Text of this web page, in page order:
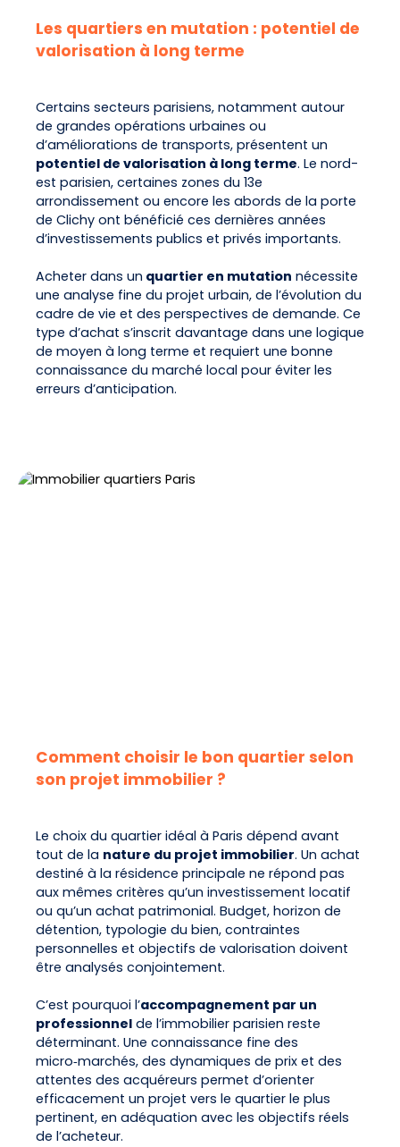
Les quartiers en mutation : potentiel de
valorisation à long terme
Certains secteurs parisiens, notamment autour
de grandes opérations urbaines ou
d’améliorations de transports, présentent un
potentiel de valorisation à long terme. Le nord-
est parisien, certaines zones du 13e
arrondissement ou encore les abords de la porte
de Clichy ont bénéficié ces dernières années
d’investissements publics et privés importants.
Acheter dans un quartier en mutation nécessite
une analyse fine du projet urbain, de l’évolution du
cadre de vie et des perspectives de demande. Ce
type d’achat s’inscrit davantage dans une logique
de moyen à long terme et requiert une bonne
connaissance du marché local pour éviter les
erreurs d’anticipation.
Comment choisir le bon quartier selon
son projet immobilier ?
Le choix du quartier idéal à Paris dépend avant
tout de la nature du projet immobilier. Un achat
destiné à la résidence principale ne répond pas
aux mêmes critères qu’un investissement locatif
ou qu’un achat patrimonial. Budget, horizon de
détention, typologie du bien, contraintes
personnelles et objectifs de valorisation doivent
être analysés conjointement.
C’est pourquoi l’accompagnement par un
professionnel de l’immobilier parisien reste
déterminant. Une connaissance fine des
micro‑marchés, des dynamiques de prix et des
attentes des acquéreurs permet d’orienter
efficacement un projet vers le quartier le plus
pertinent, en adéquation avec les objectifs réels
de l’acheteur.